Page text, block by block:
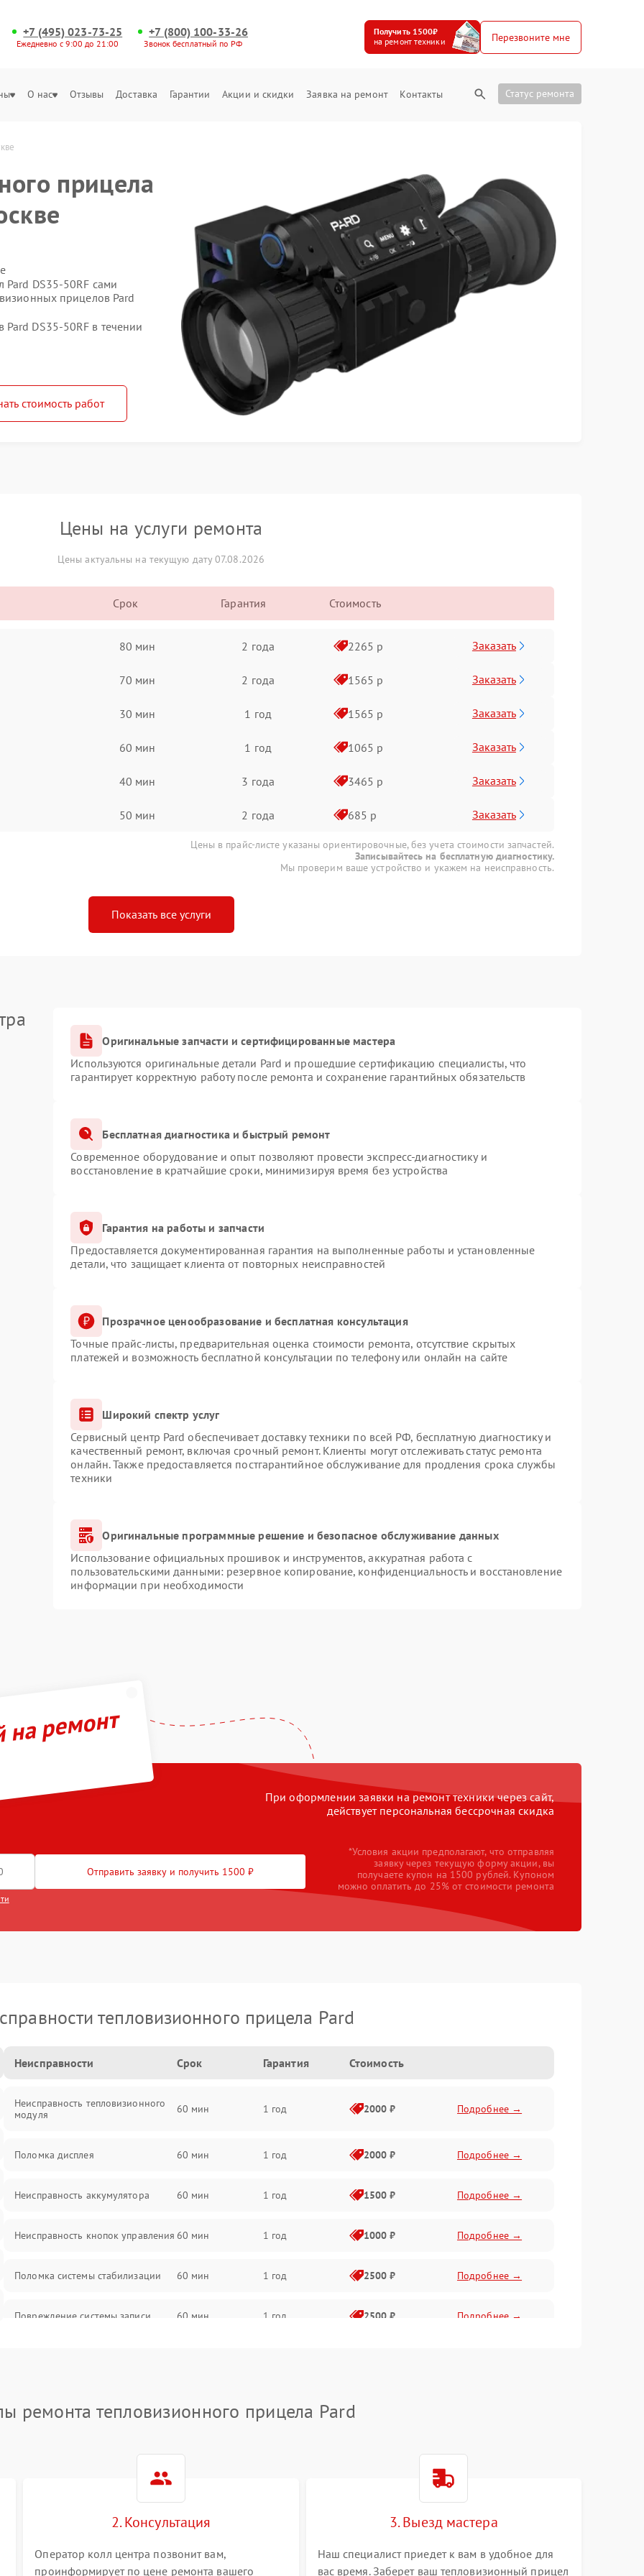
+7 (495) 023-73-25
Ежедневно с 9:00 до 21:00
+7 (800) 100-33-26
Звонок бесплатный по РФ
Получить 1500₽
на ремонт техники
Перезвоните мне
О нас Отзывы Доставка Гарантии Акции и скидки Заявка на ремонт Контакты Статус ремонта
прицела
DS35-50RF сами
прицелов Pard
DS35-50RF в течении
стоимость работ
Цены на услуги ремонта
Цены актуальны на текущую дату 07.08.2026
Срок Гарантия Стоимость
80 мин 2 года 2265 р Заказать
70 мин 2 года 1565 р Заказать
30 мин 1 год 1565 р Заказать
60 мин 1 год 1065 р Заказать
40 мин 3 года 3465 р Заказать
50 мин 2 года 685 р Заказать
Цены в прайс-листе указаны ориентировочные, без учета стоимости запчастей.
Записывайтесь на бесплатную диагностику.
Мы проверим ваше устройство и укажем на неисправность.
Показать все услуги
Оригинальные запчасти и сертифицированные мастера
Используются оригинальные детали Pard и прошедшие сертификацию специалисты, что
гарантирует корректную работу после ремонта и сохранение гарантийных обязательств
Бесплатная диагностика и быстрый ремонт
Современное оборудование и опыт позволяют провести экспресс-диагностику и
восстановление в кратчайшие сроки, минимизируя время без устройства
Гарантия на работы и запчасти
Предоставляется документированная гарантия на выполненные работы и установленные
детали, что защищает клиента от повторных неисправностей
Прозрачное ценообразование и бесплатная консультация
Точные прайс-листы, предварительная оценка стоимости ремонта, отсутствие скрытых
платежей и возможность бесплатной консультации по телефону или онлайн на сайте
Широкий спектр услуг
Сервисный центр Pard обеспечивает доставку техники по всей РФ, бесплатную диагностику и
качественный ремонт, включая срочный ремонт. Клиенты могут отслеживать статус ремонта
онлайн. Также предоставляется постгарантийное обслуживание для продления срока службы
техники
Оригинальные программные решение и безопасное обслуживание данных
Использование официальных прошивок и инструментов, аккуратная работа с
пользовательскими данными: резервное копирование, конфиденциальность и восстановление
информации при необходимости
ремонт
При оформлении заявки на ремонт техники через сайт,
действует персональная бессрочная скидка
Отправить заявку и получить 1500 ₽
*Условия акции предполагают, что отправляя
заявку через текущую форму акции, вы
получаете купон на 1500 рублей. Купоном
можно оплатить до 25% от стоимости ремонта
тепловизионного прицела Pard
Неисправности Срок Гарантия Стоимость
Неисправность тепловизионного
модуля
60 мин 1 год 2000 ₽ Подробнее →
Поломка дисплея 60 мин 1 год 2000 ₽ Подробнее →
Неисправность аккумулятора 60 мин 1 год 1500 ₽ Подробнее →
Неисправность кнопок управления 60 мин 1 год 1000 ₽ Подробнее →
Поломка системы стабилизации 60 мин 1 год 2500 ₽ Подробнее →
Повреждение системы записи 60 мин 1 год 2500 ₽ Подробнее →
автоматического отключения
короткого замыкания
ремонта тепловизионного прицела Pard
2. Консультация
Оператор колл центра позвонит вам,
проинформирует по цене ремонта вашего
3. Выезд мастера
Наш специалист приедет к вам в удобное для
вас время. Заберет ваш тепловизионный прицел